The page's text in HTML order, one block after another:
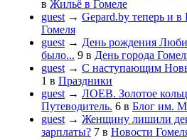
в Жильё в Гомеле
guest → Gepard.by теперь и в
Гомеля
guest → День рождения
было... 9 в День города
guest → С наступающим
1 в Праздники
guest → ЛОЕВ. Золотое
Путеводитель. 6 в Блог им.
guest → Женщину лишили
зарплаты? 7 в Новости